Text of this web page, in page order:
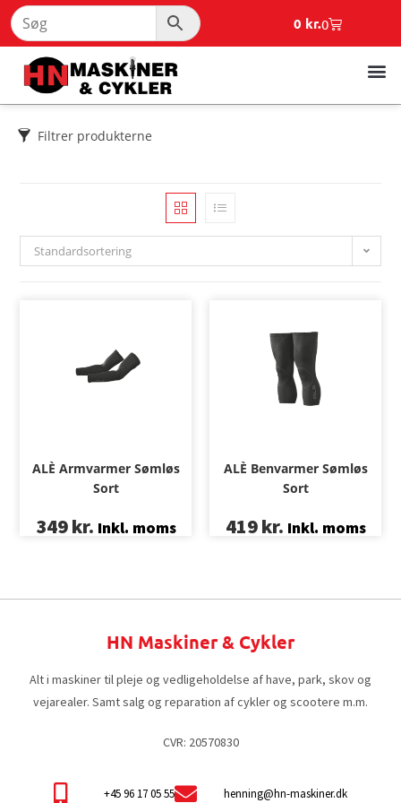
0 kr.0
Filtrer produkterne
Standardsortering
ALÈ Armvarmer Sømløs
Sort
349kr. Inkl. moms
ALÈ Benvarmer Sømløs
Sort
419kr. Inkl. moms
HN Maskiner & Cykler
Alt i maskiner til pleje og vedligeholdelse af have, park, skov og
vejarealer. Samt salg og reparation af cykler og scootere m.m.
CVR: 20570830
+45 96 17 05 55 henning@hn-maskiner.dk